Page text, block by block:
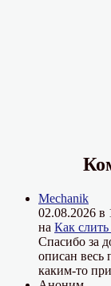
Mechanik
02.08.2026 в
на Как
Спасибо за
описан весь
каким-то